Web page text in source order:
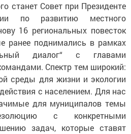
станет Совет при Президенте
по развитию местного
16 региональных повесток
ранее поднимались в рамках
диалог“ с главами
Спектр тем широкий:
среды для жизни и экологии
с населением. Для нас
для муниципалов темы
с конкретными
задач, которые ставят